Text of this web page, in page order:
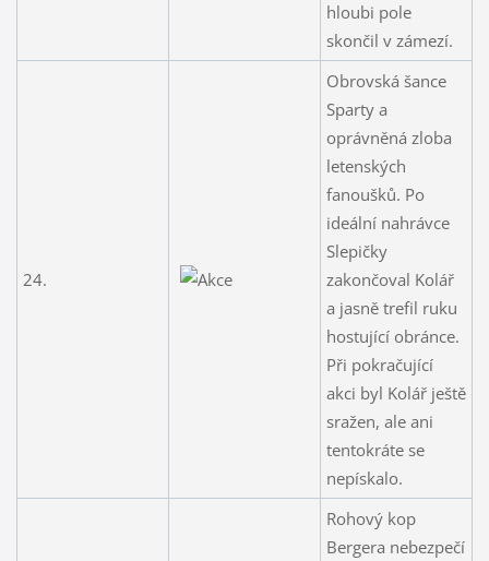
hloubi pole
skončil v zámezí.
24.
Obrovská šance
Sparty a
oprávněná zloba
letenských
fanoušků. Po
ideální nahrávce
Slepičky
zakončoval Kolář
a jasně trefil ruku
hostující obránce.
Při pokračující
akci byl Kolář ještě
sražen, ale ani
tentokráte se
nepískalo.
Rohový kop
Bergera nebezpečí